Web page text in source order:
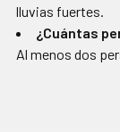
lluvias fuertes.
¿Cuántas
Al menos dos